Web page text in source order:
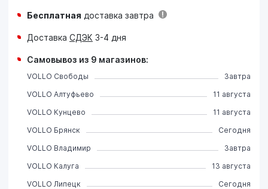
Бесплатная доставка завтра
Доставка СДЭК 3-4 дня
Самовывоз из 9 магазинов:
VOLLO Свободы
Завтра
VOLLO Алтуфьево
11 августа
VOLLO Кунцево
11 августа
VOLLO Брянск
Сегодня
VOLLO Владимир
Завтра
VOLLO Калуга
13 августа
VOLLO Липецк
Сегодня